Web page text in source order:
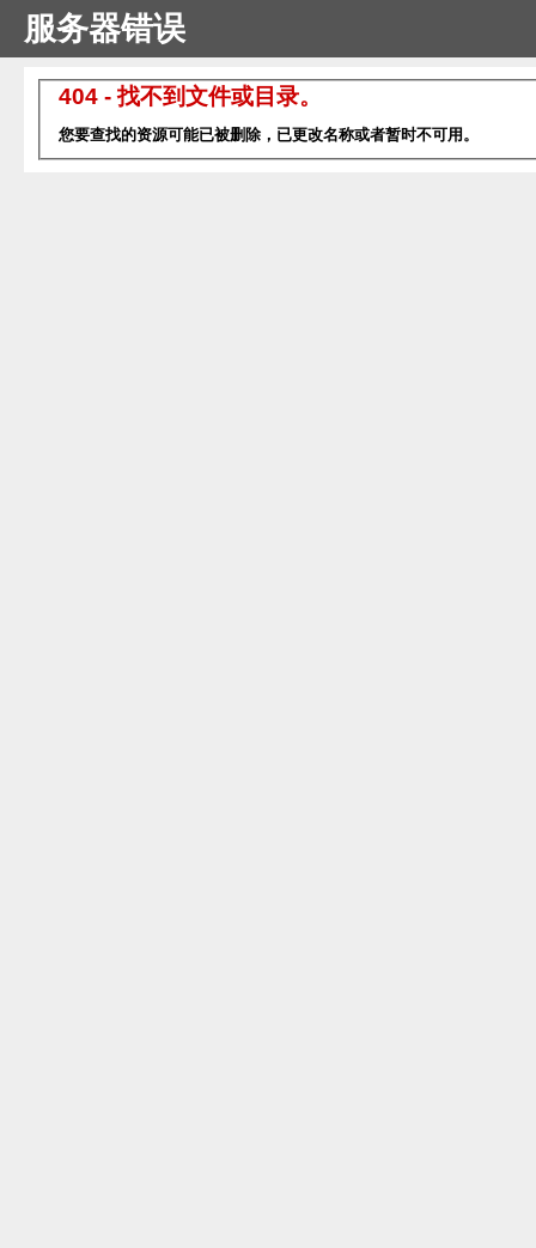
服务器错误
404 - 找不到文件或目录。
您要查找的资源可能已被删除，已更改名称或者暂时不可用。